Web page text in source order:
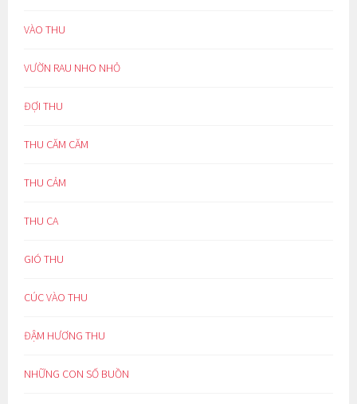
VÀO THU
VƯỜN RAU NHO NHỎ
ĐỢI THU
THU CĂM CĂM
THU CẢM
THU CA
GIÓ THU
CÚC VÀO THU
ĐẬM HƯƠNG THU
NHỮNG CON SỐ BUỒN